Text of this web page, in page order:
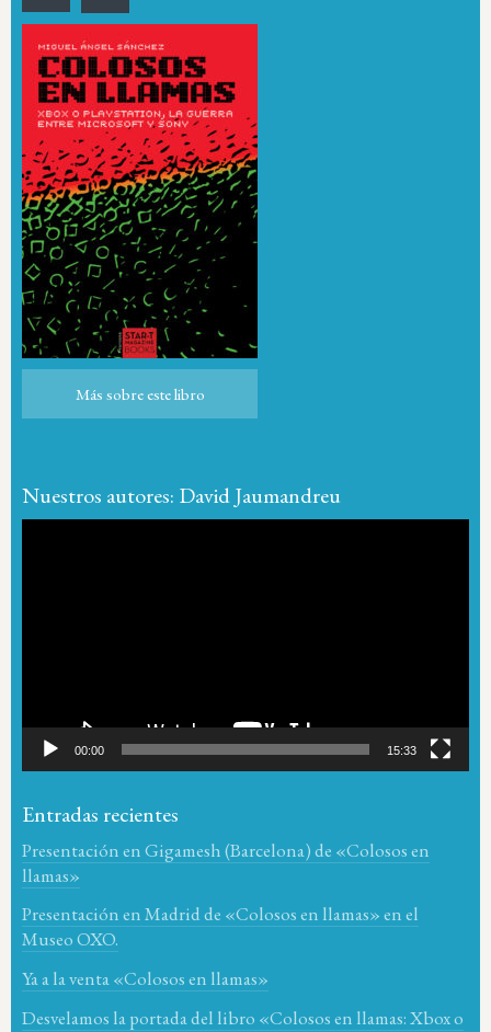
Más sobre este libro
Nuestros autores: David Jaumandreu
00:00 15:33
Entradas recientes
Presentación en Gigamesh (Barcelona) de «Colosos en
llamas»
Presentación en Madrid de «Colosos en llamas» en el
Museo OXO.
Ya a la venta «Colosos en llamas»
Desvelamos la portada del libro «Colosos en llamas: Xbox o